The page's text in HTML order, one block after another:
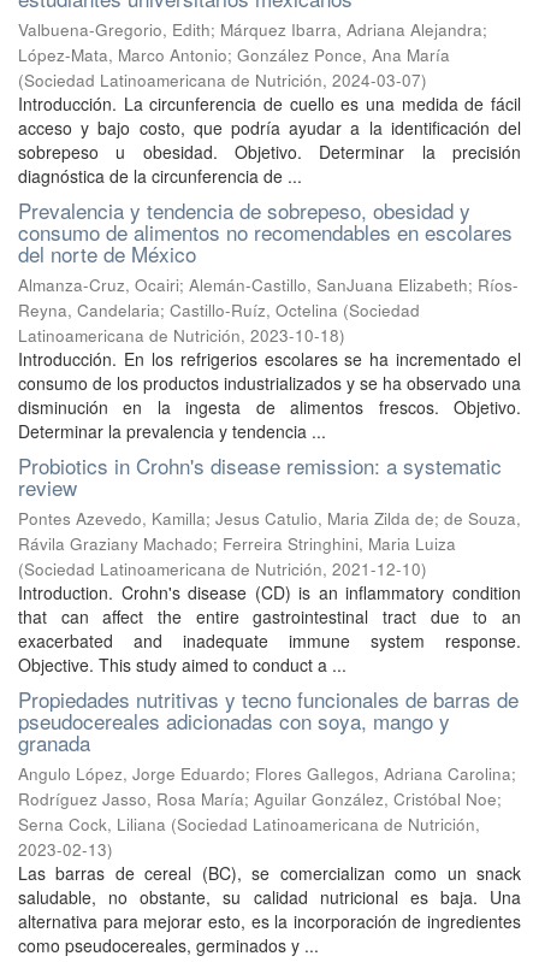
Valbuena-Gregorio, Edith; Márquez Ibarra, Adriana Alejandra;
López-Mata, Marco Antonio; González Ponce, Ana María
(Sociedad Latinoamericana de Nutrición, 2024-03-07)
Introducción. La circunferencia de cuello es una medida de fácil
acceso y bajo costo, que podría ayudar a la identificación del
sobrepeso u obesidad. Objetivo. Determinar la precisión
diagnóstica de la circunferencia de ...
Prevalencia y tendencia de sobrepeso, obesidad y
consumo de alimentos no recomendables en escolares
del norte de México
Almanza-Cruz, Ocairi; Alemán-Castillo, SanJuana Elizabeth; Ríos-
Reyna, Candelaria; Castillo-Ruíz, Octelina (Sociedad
Latinoamericana de Nutrición, 2023-10-18)
Introducción. En los refrigerios escolares se ha incrementado el
consumo de los productos industrializados y se ha observado una
disminución en la ingesta de alimentos frescos. Objetivo.
Determinar la prevalencia y tendencia ...
Probiotics in Crohn's disease remission: a systematic
review
Pontes Azevedo, Kamilla; Jesus Catulio, Maria Zilda de; de Souza,
Rávila Graziany Machado; Ferreira Stringhini, Maria Luiza
(Sociedad Latinoamericana de Nutrición, 2021-12-10)
Introduction. Crohn's disease (CD) is an inflammatory condition
that can affect the entire gastrointestinal tract due to an
exacerbated and inadequate immune system response.
Objective. This study aimed to conduct a ...
Propiedades nutritivas y tecno funcionales de barras de
pseudocereales adicionadas con soya, mango y
granada
Angulo López, Jorge Eduardo; Flores Gallegos, Adriana Carolina;
Rodríguez Jasso, Rosa María; Aguilar González, Cristóbal Noe;
Serna Cock, Liliana (Sociedad Latinoamericana de Nutrición,
2023-02-13)
Las barras de cereal (BC), se comercializan como un snack
saludable, no obstante, su calidad nutricional es baja. Una
alternativa para mejorar esto, es la incorporación de ingredientes
como pseudocereales, germinados y ...